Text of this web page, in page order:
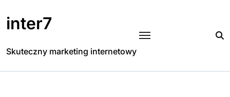
to
content
inter7
Skuteczny marketing internetowy